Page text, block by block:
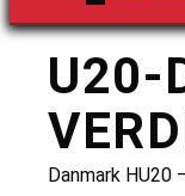
U20-
Danmark